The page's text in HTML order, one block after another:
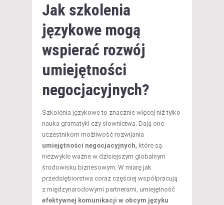
Jak szkolenia
językowe mogą
wspierać rozwój
umiejętności
negocjacyjnych?
Szkolenia językowe to znacznie więcej niż tylko
nauka gramatyki czy słownictwa. Dają one
uczestnikom możliwość rozwijania
umiejętności negocjacyjnych, które są
niezwykle ważne w dzisiejszym globalnym
środowisku biznesowym. W miarę jak
przedsiębiorstwa coraz częściej współpracują
z międzynarodowymi partnerami, umiejętność
efektywnej komunikacji w obcym języku